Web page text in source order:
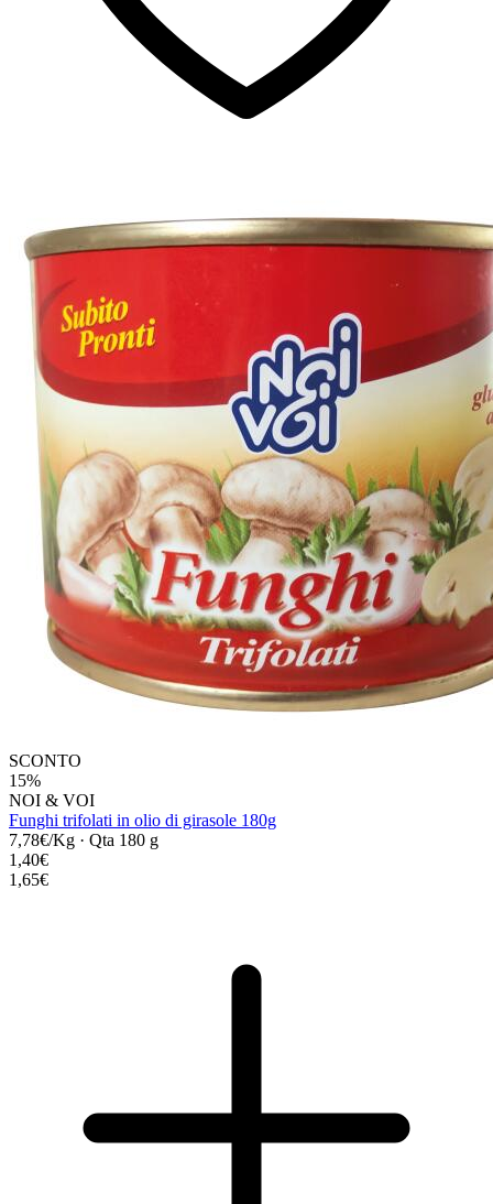
SCONTO
15%
NOI & VOI
Funghi trifolati in olio di girasole 180g
7,78€/Kg · Qta 180 g
1,40€
1,65€